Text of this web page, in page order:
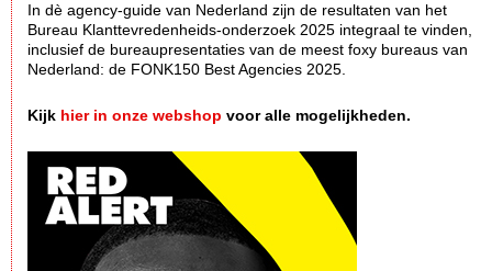
In dè agency-guide van Nederland zijn de resultaten van het
Bureau Klanttevredenheids-onderzoek 2025 integraal te vinden,
inclusief de bureaupresentaties van de meest foxy bureaus van
Nederland: de FONK150 Best Agencies 2025.
Kijk hier in onze webshop voor alle mogelijkheden.